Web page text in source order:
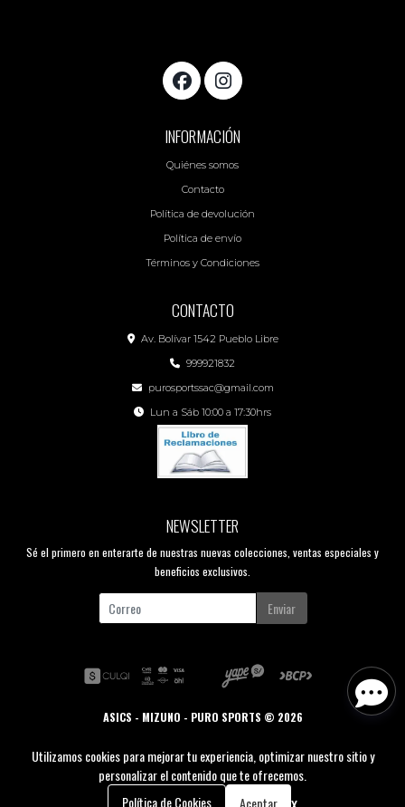
INFORMACIÓN
Quiénes somos
Contacto
Política de devolución
Política de envío
Términos y Condiciones
CONTACTO
Av. Bolívar 1542 Pueblo Libre
999921832
purosportssac@gmail.com
Lun a Sáb 10:00 a 17:30hrs
NEWSLETTER
Sé el primero en enterarte de nuestras nuevas colecciones, ventas especiales y
beneficios exclusivos.
Enviar
ASICS - MIZUNO - PURO SPORTS © 2026
0
Utilizamos cookies para mejorar tu experiencia, optimizar nuestro sitio y
personalizar el contenido que te ofrecemos.
Política de Cookies
Aceptar